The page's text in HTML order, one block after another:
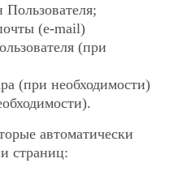
(e-mail)
(при
(при необходимости)
автоматически
страниц: